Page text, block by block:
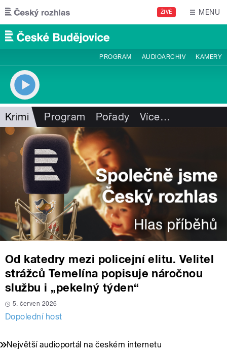
Přejít k hlavnímu obsahu
ŽIVĚ MENU
PROGRAM AUDIOARCHIV KAMERY
Krimi Program Pořady Více…
Od katedry mezi policejní elitu. Velitel
strážců Temelína popisuje náročnou
službu i „pekelný týden“
5. červen 2026
Dopolední host
Největší audioportál na českém internetu